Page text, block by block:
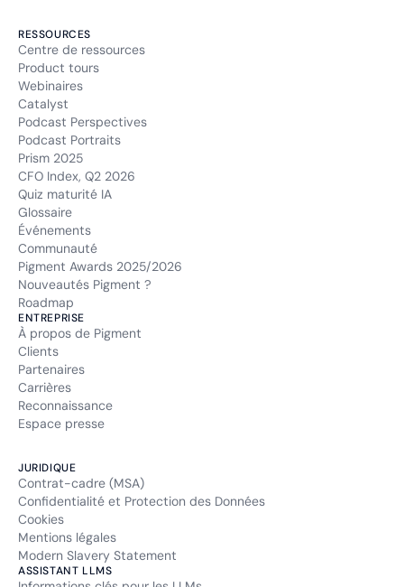
RESSOURCES
Centre de ressources
Product tours
Webinaires
Catalyst
Podcast Perspectives
Podcast Portraits
Prism 2025
CFO Index, Q2 2026
Quiz maturité IA
Glossaire
Événements
Communauté
Pigment Awards 2025/2026
Nouveautés Pigment ?
Roadmap
ENTREPRISE
À propos de Pigment
Clients
Partenaires
Carrières
Reconnaissance
Espace presse
JURIDIQUE
Contrat-cadre (MSA)
Confidentialité et Protection des Données
Cookies
Mentions légales
Modern Slavery Statement
ASSISTANT LLMS